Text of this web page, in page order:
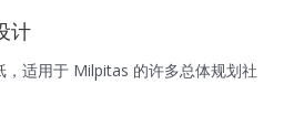
计
适用于 Milpitas 的许多总体规划社